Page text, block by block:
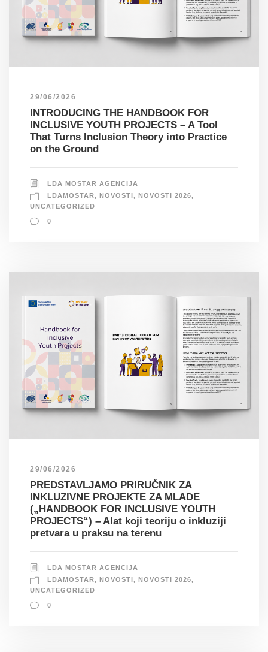
29/06/2026
INTRODUCING THE HANDBOOK FOR
INCLUSIVE YOUTH PROJECTS – A Tool
That Turns Inclusion Theory into Practice
on the Ground
LDA MOSTAR AGENCIJA
LDAMOSTAR, NOVOSTI, NOVOSTI 2026,
UNCATEGORIZED
0
29/06/2026
PREDSTAVLJAMO PRIRUČNIK ZA
INKLUZIVNE PROJEKTE ZA MLADE
(„HANDBOOK FOR INCLUSIVE YOUTH
PROJECTS“) – Alat koji teoriju o inkluziji
pretvara u praksu na terenu
LDA MOSTAR AGENCIJA
LDAMOSTAR, NOVOSTI, NOVOSTI 2026,
UNCATEGORIZED
0